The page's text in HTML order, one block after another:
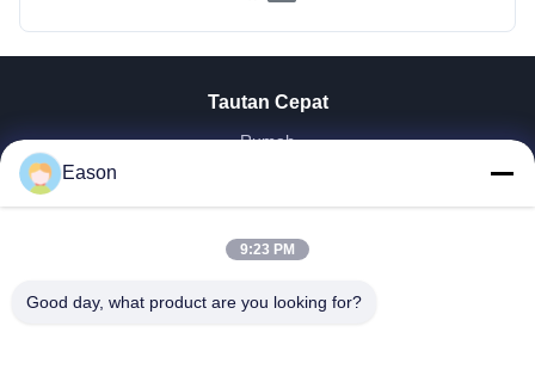
Tautan Cepat
Rumah
Video
Wisata Pabrik
Kontrol Kualitas
Eason
9:23 PM
Good day, what product are you looking for?